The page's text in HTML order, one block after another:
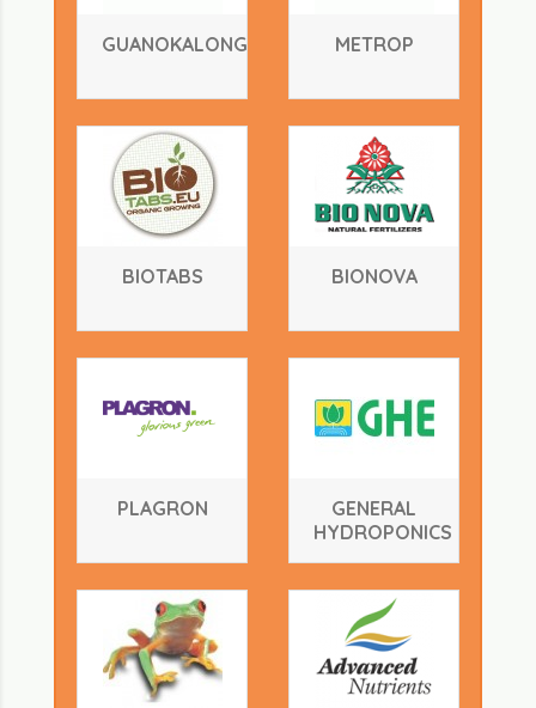
GUANOKALONG METROP
BIOTABS BIONOVA
PLAGRON
GENERAL
HYDROPONICS